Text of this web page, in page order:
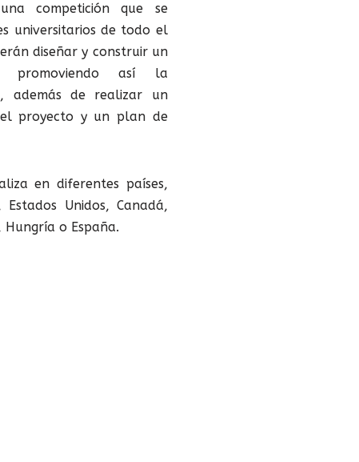
competición que se
universitarios de todo el
diseñar y construir un
promoviendo así la
además de realizar un
proyecto y un plan de
en diferentes países,
Unidos, Canadá,
o España.